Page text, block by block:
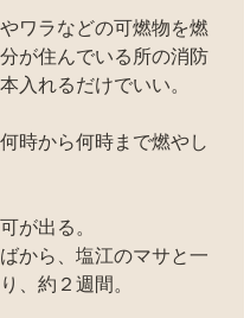
ワラなどの可燃物を燃
が住んでいる所の消防
入れるだけでいい。
時から何時まで燃やし
が出る。
から、塩江のマサと一
、約２週間。